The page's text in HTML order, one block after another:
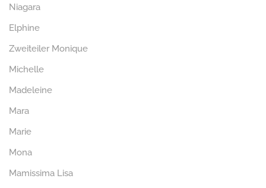
Niagara
Elphine
Zweiteiler Monique
Michelle
Madeleine
Mara
Marie
Mona
Mamissima Lisa